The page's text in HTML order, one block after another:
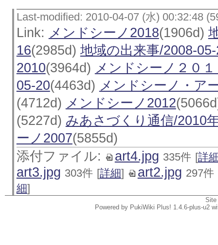
Last-modified: 2010-04-07 (水) 00:32:48
Link: メンドシーノ2018(1906d)
16(2985d) 地域の出来事/2008-
2010(3964d) メンドシーノ２０
05-20(4463d) メンドシーノ・ア
(4712d) メンドシーノ2012
(5227d) みあさづくり通信/2010
ーノ2007(5855d)
添付ファイル:
art4.jpg 335件 [詳
art3.jpg 303件 [詳細] art2.jpg 297件
細]
Powered by PukiWiki Plus! 1.4.6-plus-u2